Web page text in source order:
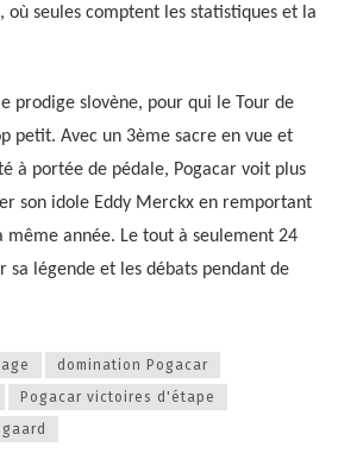
où seules comptent les statistiques et la
prodige slovène, pour qui le Tour de
petit. Avec un 3ème sacre en vue et
à portée de pédale, Pogacar voit plus
son idole Eddy Merckx en remportant
même année. Le tout à seulement 24
sa légende et les débats pendant de
domination Pogacar
Pogacar victoires d'étape